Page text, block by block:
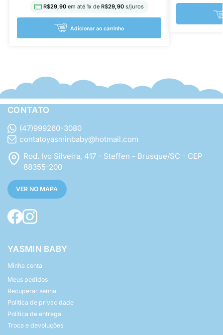
R$29,90 em até 1x de R$29,90s/juros
Adicionar ao carrinho
CONTATO
(47)999260-3080
contatoyasminbaby@hotmail.com
Rod. Ivo Silveira, 417 - Steffen - Brusque/SC - CEP
88355-200
VER NO MAPA
YASMIN BABY
Minha conta
Meus pedidos
Recuperar senha
Política de privacidade
Política de entrega
Troca e devoluções